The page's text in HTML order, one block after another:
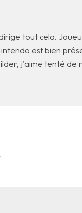
tout cela.
est bien
j'aime tenté de
*